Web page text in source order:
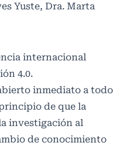
Yuste, Dra. Marta
internacional
4.0.
inmediato a todo
de que la
investigación al
de conocimiento